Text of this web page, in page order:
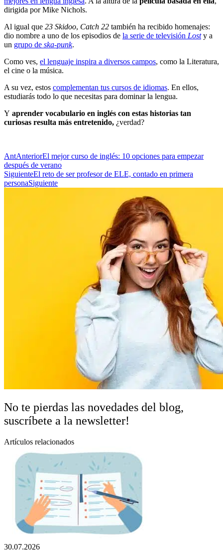
dirigida por Mike Nichols.
Al igual que 23 Skidoo, Catch 22 también ha recibido homenajes:
dio nombre a uno de los episodios de la serie de televisión Losty a
un grupo de ska-punk.
Como ves, el lenguaje inspira a diversos campos, como la Literatura,
el cine o la música.
A su vez, estos complementan tus cursos de idiomas. En ellos,
estudiarás todo lo que necesitas para dominar la lengua.
Y aprender vocabulario en inglés con estas historias tan
curiosas resulta más entretenido, ¿verdad?
AntAnteriorEl mejor curso de inglés: 10 opciones para empezar
después de verano
SiguienteEl reto de ser profesor de ELE, contado en primera
personaSiguiente
No te pierdas las novedades del blog,
suscríbete a la newsletter!
Artículos relacionados
30.07.2026